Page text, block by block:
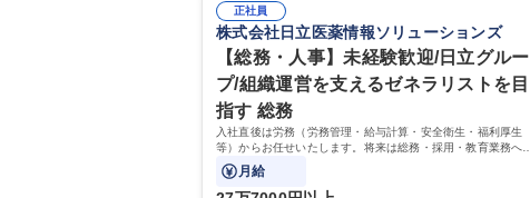
正社員
株式会社日立医薬情報ソリューションズ
【総務・人事】未経験歓迎/日立グルー
プ/組織運営を支えるゼネラリストを目
指す 総務
入社直後は労務（労務管理・給与計算・安全衛生・福利厚生
等）からお任せいたします。将来は総務・採用・教育業務へ守
備範囲を広げ、組織運営を支えるゼネラリストをめざせます。
月給